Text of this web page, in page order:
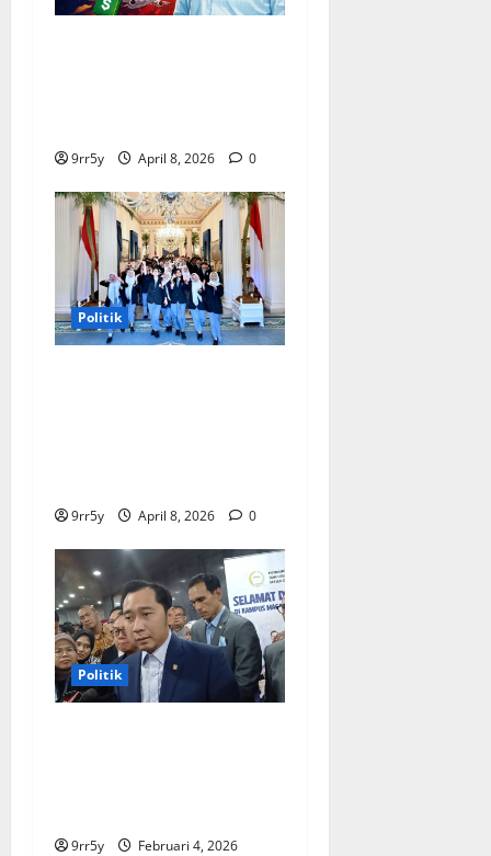
9rr5y April 8, 2026 0
Politik
9rr5y April 8, 2026 0
Politik
9rr5y
Februari 4, 2026